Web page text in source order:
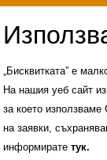
„Бисквитката” е
На нашия уеб сайт
за което
на заявки,
информирате тук.